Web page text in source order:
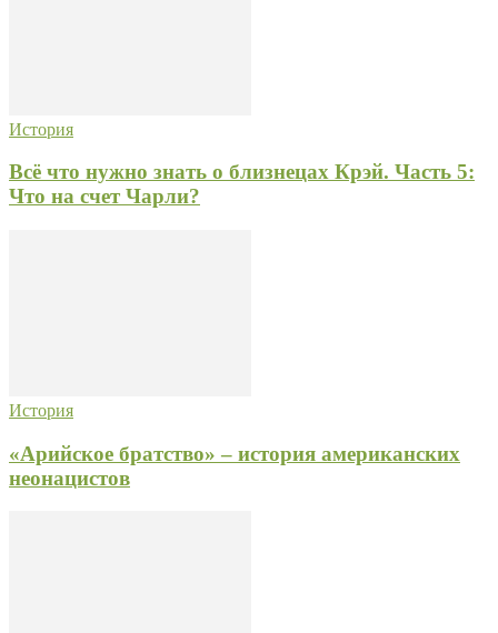
История
Всё что нужно знать о близнецах Крэй. Часть 5:
Что на счет Чарли?
История
«Арийское братство» – история американских
неонацистов